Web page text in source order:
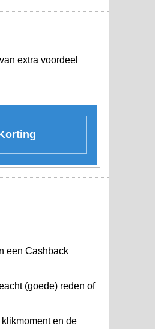
extra voordeel
een Cashback
(goede) reden of
en de